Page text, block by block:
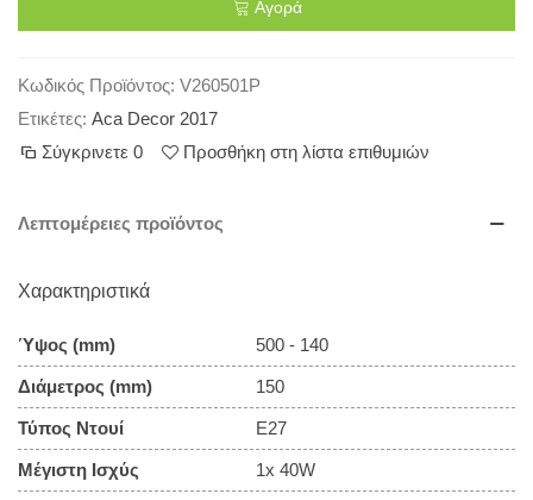
Αγορά
Κωδικός Προϊόντος: V260501P
Ετικέτες: Aca Decor 2017
Σύγκρινετε 0 Προσθήκη στη λίστα επιθυμιών
Λεπτομέρειες προϊόντος
Χαρακτηριστικά
Ύψος (mm) 500 - 140
Διάμετρος (mm) 150
Τύπος Ντουί E27
Μέγιστη Ισχύς 1x 40W